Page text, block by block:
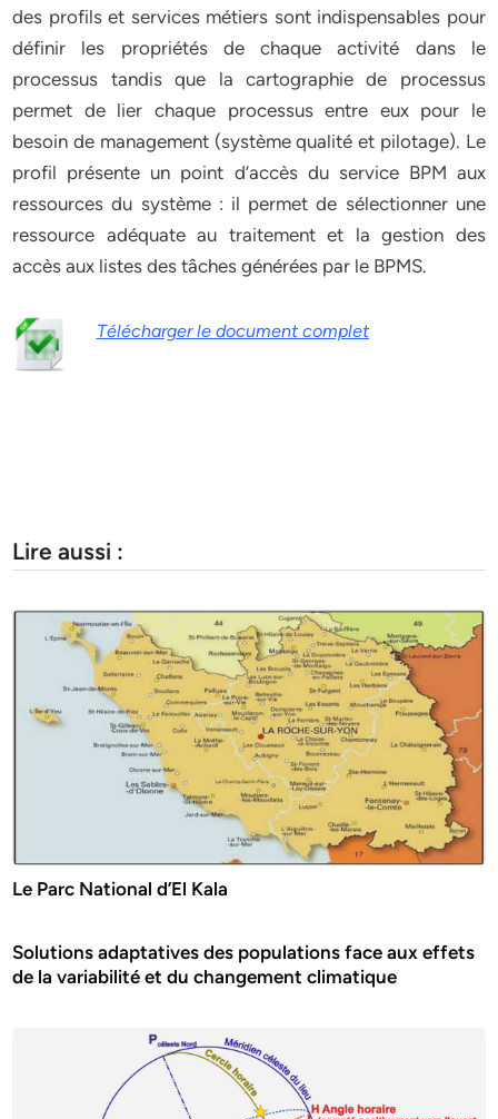
des profils et services métiers sont indispensables pour
définir les propriétés de chaque activité dans le
processus tandis que la cartographie de processus
permet de lier chaque processus entre eux pour le
besoin de management (système qualité et pilotage). Le
profil présente un point d’accès du service BPM aux
ressources du système : il permet de sélectionner une
ressource adéquate au traitement et la gestion des
accès aux listes des tâches générées par le BPMS.
Télécharger le document complet
Lire aussi :
Le Parc National d’El Kala
Solutions adaptatives des populations face aux effets
de la variabilité et du changement climatique